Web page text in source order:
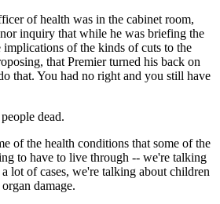
of health was in the cabinet room,
inquiry that while he was briefing the
of the kinds of cuts to the
that Premier turned his back on
that. You had no right and you still have
dead.
of the health conditions that some of the
to have to live through -- we're talking
lot of cases, we're talking about children
damage.